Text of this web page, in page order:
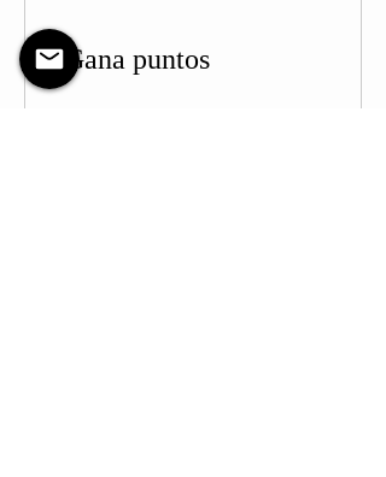
Gana puntos